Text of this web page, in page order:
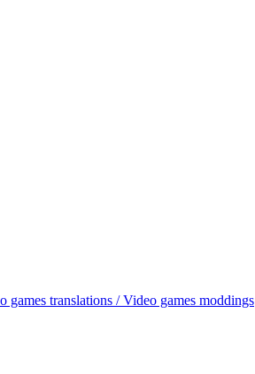
games translations / Video games moddings